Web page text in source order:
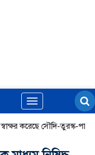
Toggle
navigation
করেছে সৌদি-তুরস্ক-পাকিস্তান